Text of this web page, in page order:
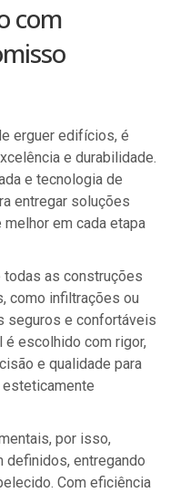
com
erguer edifícios, é
e durabilidade.
e tecnologia de
entregar soluções
em cada etapa
as construções
como infiltrações ou
seguros e confortáveis
é escolhido com rigor,
e qualidade para
por isso,
definidos, entregando
Com eficiência